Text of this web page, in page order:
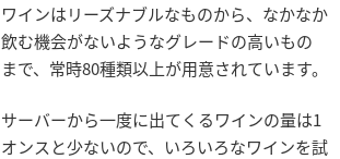
ワインはリーズナブルなものから、なかなか
飲む機会がないようなグレードの高いもの
まで、常時80種類以上が用意されています。
サーバーから一度に出てくるワインの量は1
オンスと少ないので、いろいろなワインを試